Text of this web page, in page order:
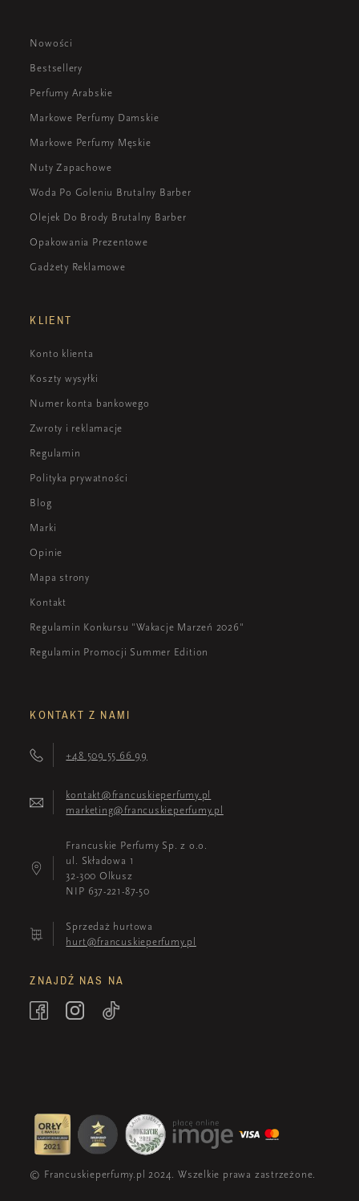
Nowości
Bestsellery
Perfumy Arabskie
Markowe Perfumy Damskie
Markowe Perfumy Męskie
Nuty Zapachowe
Woda Po Goleniu Brutalny Barber
Olejek Do Brody Brutalny Barber
Opakowania Prezentowe
Gadżety Reklamowe
KLIENT
Konto klienta
Koszty wysyłki
Numer konta bankowego
Zwroty i reklamacje
Regulamin
Polityka prywatności
Blog
Marki
Opinie
Mapa strony
Kontakt
Regulamin Konkursu "Wakacje Marzeń 2026"
Regulamin Promocji Summer Edition
KONTAKT Z NAMI
+48 509 55 66 99
kontakt@francuskieperfumy.pl
marketing@francuskieperfumy.pl
Francuskie Perfumy Sp. z o.o.
ul. Składowa 1
32-300 Olkusz
NIP 637-221-87-50
Sprzedaż hurtowa
hurt@francuskieperfumy.pl
ZNAJDŹ NAS NA
© Francuskieperfumy.pl 2024. Wszelkie prawa zastrzeżone.